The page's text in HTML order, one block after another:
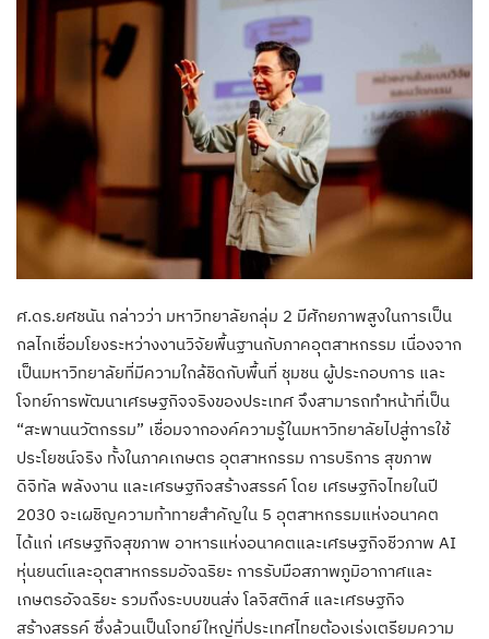
ศ.ดร.ยศชนัน กล่าวว่า มหาวิทยาลัยกลุ่ม 2 มีศักยภาพสูงในการเป็น
กลไกเชื่อมโยงระหว่างงานวิจัยพื้นฐานกับภาคอุตสาหกรรม เนื่องจาก
เป็นมหาวิทยาลัยที่มีความใกล้ชิดกับพื้นที่ ชุมชน ผู้ประกอบการ และ
โจทย์การพัฒนาเศรษฐกิจจริงของประเทศ จึงสามารถทำหน้าที่เป็น
“สะพานนวัตกรรม” เชื่อมจากองค์ความรู้ในมหาวิทยาลัยไปสู่การใช้
ประโยชน์จริง ทั้งในภาคเกษตร อุตสาหกรรม การบริการ สุขภาพ
ดิจิทัล พลังงาน และเศรษฐกิจสร้างสรรค์ โดย เศรษฐกิจไทยในปี
2030 จะเผชิญความท้าทายสำคัญใน 5 อุตสาหกรรมแห่งอนาคต
ได้แก่ เศรษฐกิจสุขภาพ อาหารแห่งอนาคตและเศรษฐกิจชีวภาพ AI
หุ่นยนต์และอุตสาหกรรมอัจฉริยะ การรับมือสภาพภูมิอากาศและ
เกษตรอัจฉริยะ รวมถึงระบบขนส่ง โลจิสติกส์ และเศรษฐกิจ
สร้างสรรค์ ซึ่งล้วนเป็นโจทย์ใหญ่ที่ประเทศไทยต้องเร่งเตรียมความ